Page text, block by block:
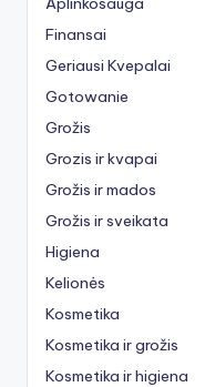
Finansai
Geriausi Kvepalai
Gotowanie
Grožis
Grozis ir kvapai
Grožis ir mados
Grožis ir sveikata
Higiena
Kelionės
Kosmetika
Kosmetika ir grožis
Kosmetika ir higiena